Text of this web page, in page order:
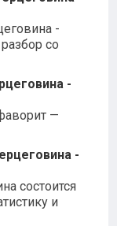
-
со
-
—
-
состоится
и